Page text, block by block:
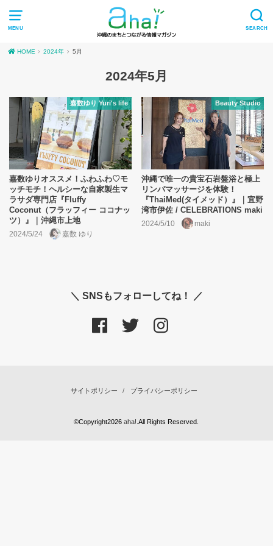
MENU SEARCH
HOME 2024年 5月
2024年5月
嘉数ゆり Yuri's life
嘉数ゆりオススメ！ふわふわ♡モ
ッチモチ！ヘルシーな自家製生マ
ラサダ専門店『Fluffy
Coconut（フラッフィー ココナッ
ツ）』｜沖縄市上地
2024/5/24 嘉数 ゆり
Beauty Studio
沖縄で唯一の貴宝石岩盤浴と極上
リンパマッサージを体験！
『ThaiMed(タイメッド）』｜宜野
湾市伊佐 / CELEBRATIONS maki
2024/5/10 maki
＼ SNSもフォローしてね！ ／
サイトポリシー プライバシーポリシー
©Copyright2026aha! .All Rights Reserved.